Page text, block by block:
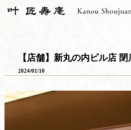
HOME お知らせ
【店舗】新丸の内ビル店
2024/01/10